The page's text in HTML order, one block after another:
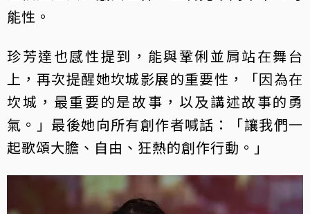
能性。
珍芳達也感性提到，能與鞏俐並肩站在舞台
上，再次提醒她坎城影展的重要性，「因為在
坎城，最重要的是故事，以及講述故事的勇
氣。」最後她向所有創作者喊話：「讓我們一
起歌頌大膽、自由、狂熱的創作行動。」